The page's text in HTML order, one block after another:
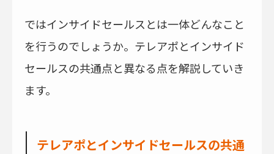
ではインサイドセールスとは一体どんなこと
を行うのでしょうか。テレアポとインサイド
セールスの共通点と異なる点を解説していき
ます。
テレアポとインサイドセールスの共通